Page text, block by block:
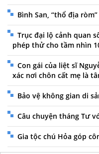
Bình San, “thổ địa
Trục đại lộ cảnh quan
phép thử cho tầm nhìn
Con gái của liệt sĩ
xác nơi chôn cất mẹ là
Bảo vệ không gian di
Câu chuyện tháng Tư
Gia tộc chú Hỏa góp